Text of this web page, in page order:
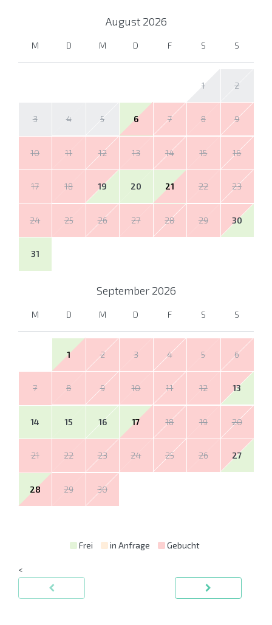
August 2026
M D M D F S S
1 2
3 4 5 6 7 8 9
10 11 12 13 14 15 16
17 18 19 20 21 22 23
24 25 26 27 28 29 30
31
September 2026
M D M D F S S
1 2 3 4 5 6
7 8 9 10 11 12 13
14 15 16 17 18 19 20
21 22 23 24 25 26 27
28 29 30
Frei in Anfrage Gebucht
<